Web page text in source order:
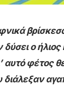
ο ήλιος
αυτό φέτος